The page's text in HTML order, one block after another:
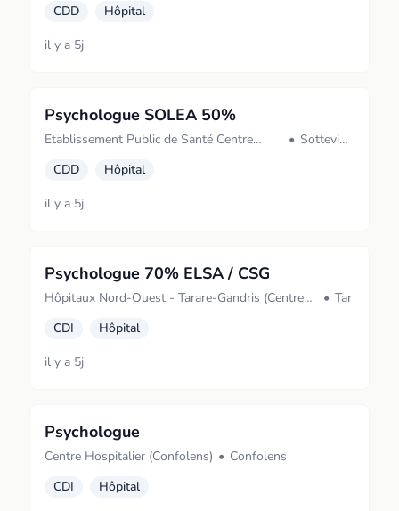
DEBRE (AMBOISE)
CDD
Hôpital
il y a 5j
Psychologue SOLEA 50%
Etablissement Public de Santé Centre
Rouen)
• Sotteville-
CDD
Hôpital
il y a 5j
Psychologue 70% ELSA / CSG
Hôpitaux Nord-Ouest - Tarare-Gandris (Centre
• Tarare
CDI
Hôpital
il y a 5j
Psychologue
Centre Hospitalier (Confolens) • Confolens
CDI
Hôpital